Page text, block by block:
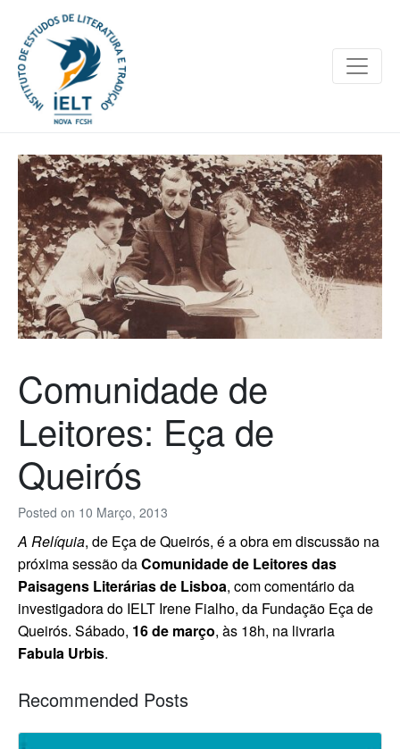
Posted on 10 Março, 2013
Comunidade de
Leitores: Eça de
Queirós
A Relíquia, de Eça de Queirós, é a obra em discussão na
próxima sessão daComunidade de Leitores das
Paisagens Literárias de Lisboa, com comentário da
investigadora do IELT Irene Fialho, da Fundação Eça de
Queirós. Sábado, 16 de março, às 18h, na livraria
Fabula Urbis.
Recommended Posts